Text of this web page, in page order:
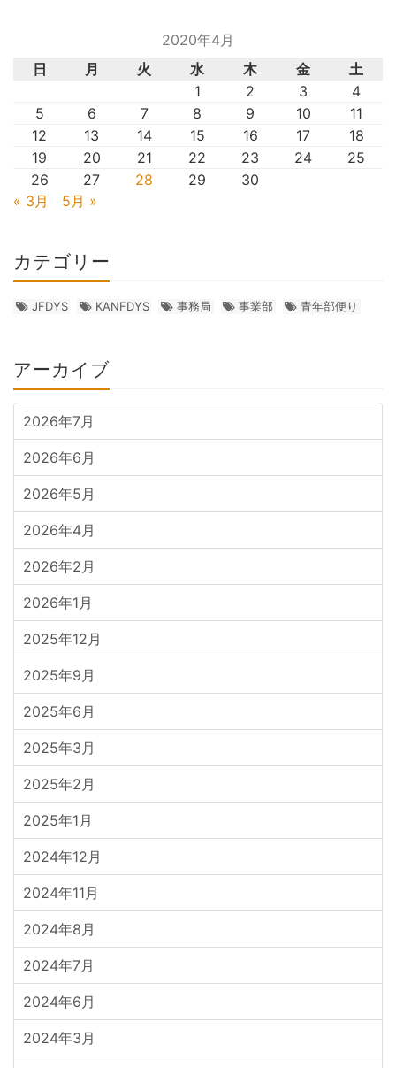
2020年4月
日
月 火 水 木 金
土
1
2 3
4
5
6 7 8 9 10
11
12
13 14 15 16 17
18
19
20 21 22 23 24
25
26
27 28 29
30
« 3月
5月 »
カテゴリー
JFDYS KANFDYS 事務局 事業部 青年部便り
アーカイブ
2026年7月
2026年6月
2026年5月
2026年4月
2026年2月
2026年1月
2025年12月
2025年9月
2025年6月
2025年3月
2025年2月
2025年1月
2024年12月
2024年11月
2024年8月
2024年7月
2024年6月
2024年3月